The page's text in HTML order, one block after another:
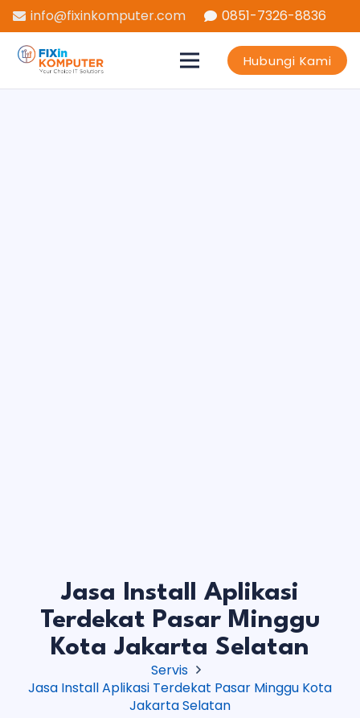
info@fixinkomputer.com 0851-7326-8836
Hubungi Kami
Jasa Install Aplikasi
Terdekat Pasar Minggu
Kota Jakarta Selatan
Servis
Jasa Install Aplikasi Terdekat Pasar Minggu Kota
Jakarta Selatan